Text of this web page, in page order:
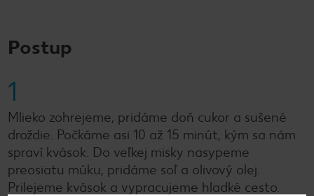
Postup
1
Mlieko zohrejeme, pridáme doň cukor a sušené
droždie. Počkáme asi 10 až 15 minút, kým sa nám
spraví kvások. Do veľkej misky nasypeme
preosiatu múku, pridáme soľ a olivový olej.
Prilejeme kvások a vypracujeme hladké cesto.